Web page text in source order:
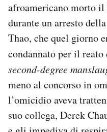
Area Personale
Newsletter
Notifiche mobile
Regala il Post
Hai bisogno di aiuto?
Esci
afroamericano morto
durante un arresto
Thao, che quel giorno
condannato per il reato
second-degree
meno al concorso in
l’omicidio aveva
suo collega, Derek